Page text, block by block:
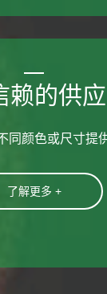
赖的供
同颜色或尺寸提
了解更多 +